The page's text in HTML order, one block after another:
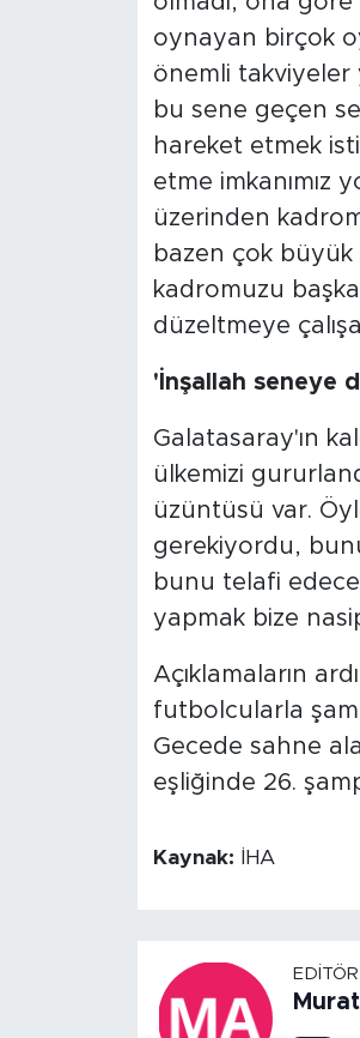
oynayan birçok
önemli takviyeler
bu sene geçen
hareket etmek
etme imkanımız
üzerinden
bazen çok
kadromuzu
düzeltmeye
'İnşallah seneye
Galatasaray'ın
ülkemizi
üzüntüsü var.
gerekiyordu,
bunu telafi
yapmak bize
Açıklamaların
futbolcularla
Gecede sahne
eşliğinde 26.
Kaynak: İHA